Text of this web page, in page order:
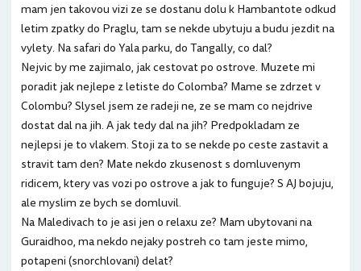
mam jen takovou vizi ze se dostanu dolu k Hambantote odkud
letim zpatky do Praglu, tam se nekde ubytuju a budu jezdit na
vylety. Na safari do Yala parku, do Tangally, co dal?
Nejvic by me zajimalo, jak cestovat po ostrove. Muzete mi
poradit jak nejlepe z letiste do Colomba? Mame se zdrzet v
Colombu? Slysel jsem ze radeji ne, ze se mam co nejdrive
dostat dal na jih. A jak tedy dal na jih? Predpokladam ze
nejlepsi je to vlakem. Stoji za to se nekde po ceste zastavit a
stravit tam den? Mate nekdo zkusenost s domluvenym
ridicem, ktery vas vozi po ostrove a jak to funguje? S AJ bojuju,
ale myslim ze bych se domluvil.
Na Maledivach to je asi jen o relaxu ze? Mam ubytovani na
Guraidhoo, ma nekdo nejaky postreh co tam jeste mimo,
potapeni (snorchlovani) delat?